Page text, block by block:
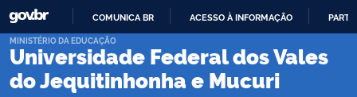
PARA
CONTEÚDO
COMUNICA BR ACESSO À INFORMAÇÃO
Universidade Federal dos Vales
do Jequitinhonha e Mucuri
MINISTÉRIO DA EDUCAÇÃO